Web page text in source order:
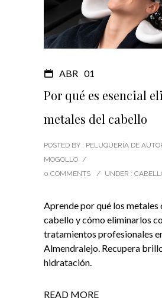
ABR 01
Por qué es esencial
metales del cabello
POSTED BY : PELUQUERÍA DE
MOGOLLO /
0 COMMENTS
/ UNDER :
Aprende por qué los metales
cabello y cómo eliminarlos
tratamientos profesionales
Almendralejo. Recupera
hidratación.
READ MORE